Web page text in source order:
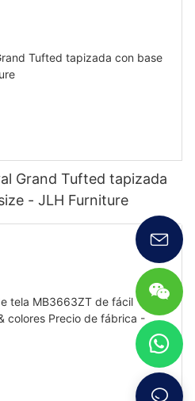
Grand Tufted tapizada
- JLH Furniture